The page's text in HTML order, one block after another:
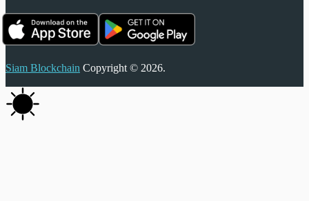
Siam Blockchain Copyright © 2026.